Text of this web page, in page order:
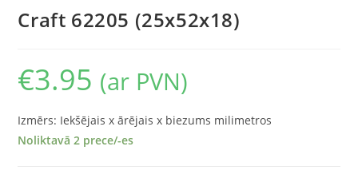
Craft 62205 (25x52x18)
€3.95 (ar PVN)
Izmērs: Iekšējais x ārējais x biezums milimetros
Noliktavā 2 prece/-es